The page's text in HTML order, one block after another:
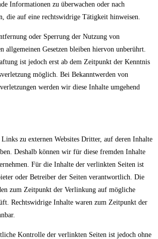
Informationen zu überwachen oder nach
die auf eine rechtswidrige Tätigkeit hinweisen.
oder Sperrung der Nutzung von
allgemeinen Gesetzen bleiben hiervon unberührt.
ist jedoch erst ab dem Zeitpunkt der Kenntnis
möglich. Bei Bekanntwerden von
werden wir diese Inhalte umgehend
zu externen Websites Dritter, auf deren Inhalte
Deshalb können wir für diese fremden Inhalte
Für die Inhalte der verlinkten Seiten ist
oder Betreiber der Seiten verantwortlich. Die
zum Zeitpunkt der Verlinkung auf mögliche
Rechtswidrige Inhalte waren zum Zeitpunkt der
Kontrolle der verlinkten Seiten ist jedoch ohne